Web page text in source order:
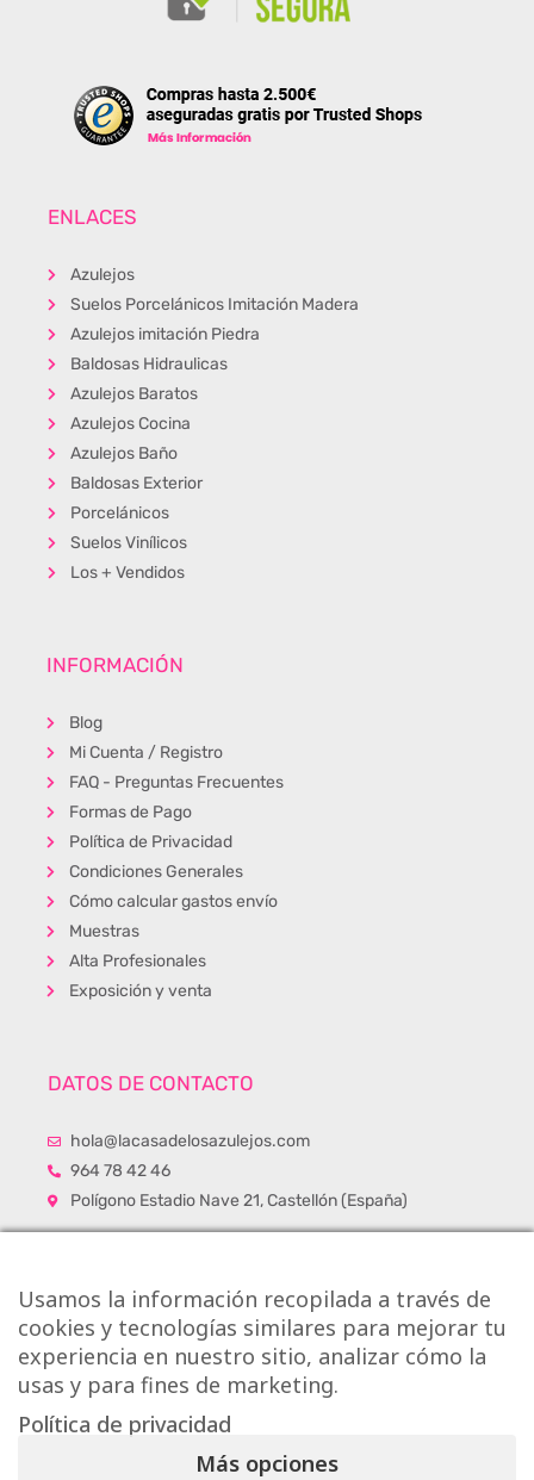
ENLACES
Azulejos
Suelos Porcelánicos Imitación Madera
Azulejos imitación Piedra
Baldosas Hidraulicas
Azulejos Baratos
Azulejos Cocina
Azulejos Baño
Baldosas Exterior
Porcelánicos
Suelos Vinílicos
Los + Vendidos
INFORMACIÓN
Blog
Mi Cuenta / Registro
FAQ - Preguntas Frecuentes
Formas de Pago
Política de Privacidad
Condiciones Generales
Cómo calcular gastos envío
Muestras
Alta Profesionales
Exposición y venta
DATOS DE CONTACTO
hola@lacasadelosazulejos.com
964 78 42 46
Polígono Estadio Nave 21, Castellón (España)
Usamos la información recopilada a través de
cookies y tecnologías similares para mejorar tu
experiencia en nuestro sitio, analizar cómo la
usas y para fines de marketing.
Política de privacidad
Más opciones